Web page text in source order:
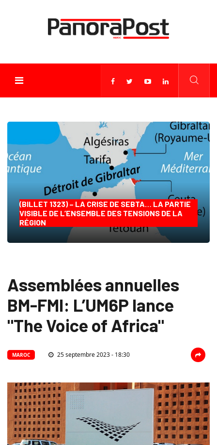
(BILLET 1323) – LA CRISE DE SEBTA… LA PARTIE
VISIBLE DE L’ENSEMBLE DES TENSIONS DE LA
RÉGION
Assemblées annuelles
BM-FMI: L’UM6P lance
"The Voice of Africa"
MAROC 25 septembre 2023 - 18:30